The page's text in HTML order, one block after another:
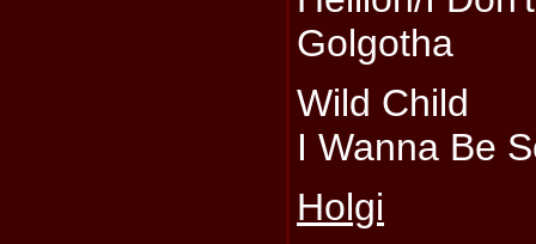
Golgotha
Wild Child
I Wanna Be
Holgi